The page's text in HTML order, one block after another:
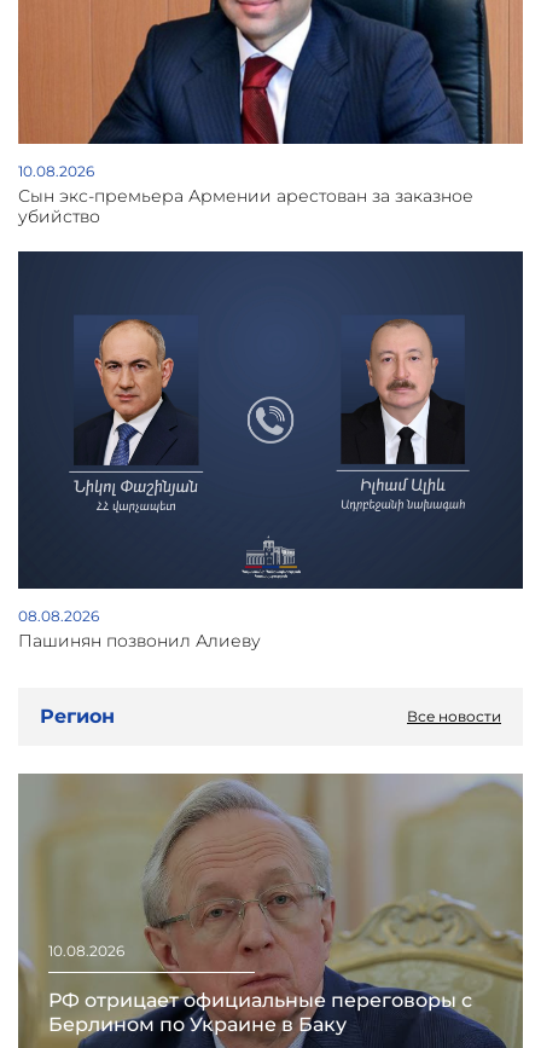
10.08.2026
Сын экс-премьера Армении арестован за заказное
убийство
08.08.2026
Пашинян позвонил Алиеву
Регион Все новости
10.08.2026
РФ отрицает официальные переговоры с
Берлином по Украине в Баку